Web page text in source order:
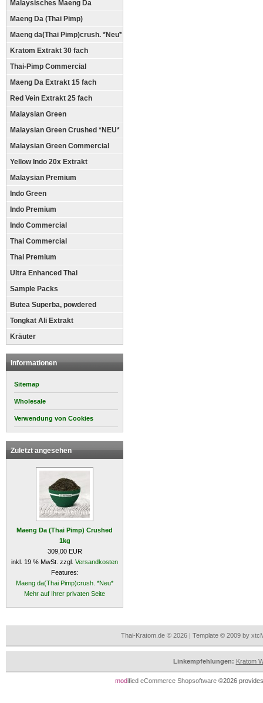
Malaysisches Maeng Da
Maeng Da (Thai Pimp)
Maeng da(Thai Pimp)crush. *Neu*
Kratom Extrakt 30 fach
Thai-Pimp Commercial
Maeng Da Extrakt 15 fach
Red Vein Extrakt 25 fach
Malaysian Green
Malaysian Green Crushed *NEU*
Malaysian Green Commercial
Yellow Indo 20x Extrakt
Malaysian Premium
Indo Green
Indo Premium
Indo Commercial
Thai Commercial
Thai Premium
Ultra Enhanced Thai
Sample Packs
Butea Superba, powdered
Tongkat Ali Extrakt
Kräuter
Informationen
Sitemap
Wholesale
Verwendung von Cookies
Zuletzt angesehen
Maeng Da (Thai Pimp) Crushed
1kg
309,00 EUR
inkl. 19 % MwSt. zzgl. Versandkosten
Features:
Maeng da(Thai Pimp)crush. *Neu*
Mehr auf Ihrer privaten Seite
Thai-Kratom.de © 2026 | Template © 2009 by
Linkempfehlungen: Kratom
modified eCommerce Shopsoftware©2026